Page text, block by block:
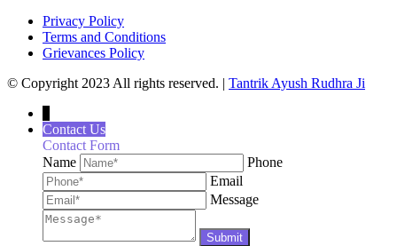
Privacy Policy
Terms and Conditions
Grievances Policy
© Copyright 2023 All rights reserved. | Tantrik Ayush Rudhra Ji
Contact Us
Contact Form
Name
Phone
Email
Message